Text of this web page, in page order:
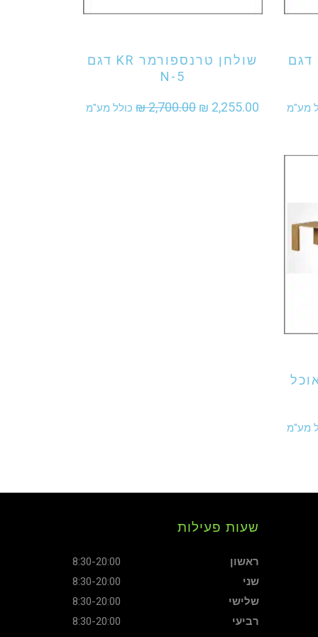
שולחן טרנספורמר KR דגם
מע"מ
שולחן טרנספורמר KR דגם
N-5
₪2,700.00
המחיר₪ 2,255.00
המחיר
כולל מע"מ
מע"מ
שעות פעילות
ראשון
8:30-20:00
שני
8:30-20:00
שלישי
8:30-20:00
רביעי
8:30-20:00